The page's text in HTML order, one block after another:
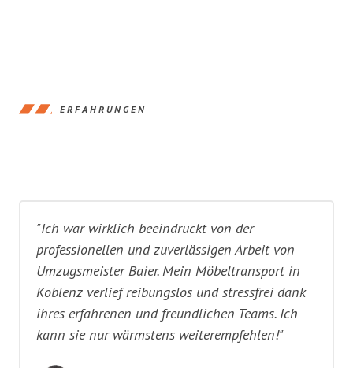
ERFAHRUNGEN
"Ich war wirklich beeindruckt von der
professionellen und zuverlässigen Arbeit von
Umzugsmeister Baier. Mein Möbeltransport in
Koblenz verlief reibungslos und stressfrei dank
ihres erfahrenen und freundlichen Teams. Ich
kann sie nur wärmstens weiterempfehlen!"